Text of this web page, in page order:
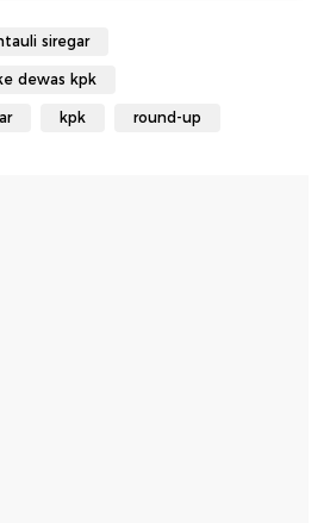
siregar
dewas kpk
kpk round-up